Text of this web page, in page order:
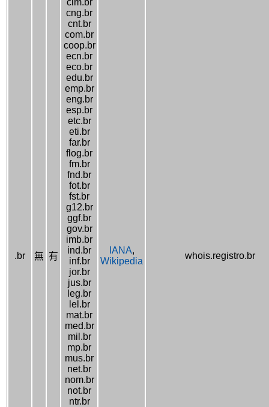
.br 無 有
cim.br
cng.br
cnt.br
com.br
coop.br
ecn.br
eco.br
edu.br
emp.br
eng.br
esp.br
etc.br
eti.br
far.br
flog.br
fm.br
fnd.br
fot.br
fst.br
g12.br
ggf.br
gov.br
imb.br
ind.br
inf.br
jor.br
jus.br
leg.br
lel.br
mat.br
med.br
mil.br
mp.br
mus.br
net.br
nom.br
not.br
ntr.br
IANA,
Wikipedia
whois.registro.br